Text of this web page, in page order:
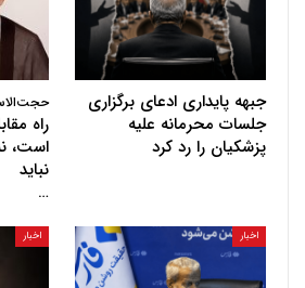
جبهه پایداری ادعای برگزاری
جلسات محرمانه علیه
پزشکیان را رد کرد
راه
است،
نباید
…
اخبار اخبار